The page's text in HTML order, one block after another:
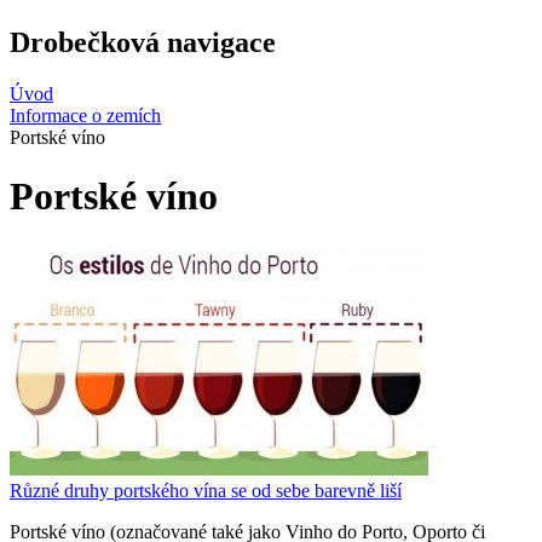
Drobečková navigace
Úvod
Informace o zemích
Portské víno
Portské víno
Různé druhy portského vína se od sebe barevně liší
Portské víno (označované také jako Vinho do Porto, Oporto či